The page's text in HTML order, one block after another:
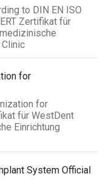
to DIN EN ISO
Zertifikat für
for
for
für WestDent
Einrichtung
System Official